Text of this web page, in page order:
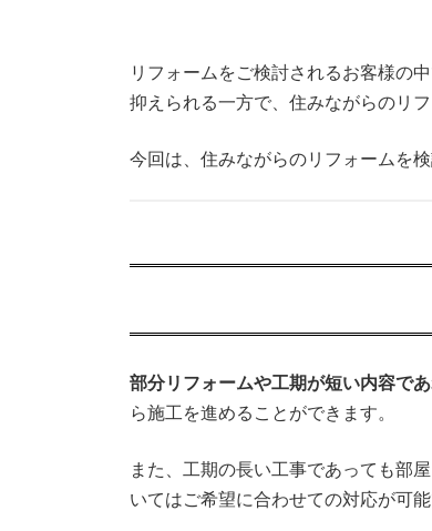
リフォームをご検討されるお客様の
抑えられる一方で、住みながらのリ
今回は、住みながらのリフォームを
部分リフォームや工期が短い内容で
ら施工を進めることができます。
また、工期の長い工事であっても部
いてはご希望に合わせての対応が可能